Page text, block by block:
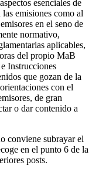
esenciales de
emisiones como al
en el seno de
normativo,
aplicables,
del propio MaB
Instrucciones
que gozan de la
con el
de gran
o dar contenido a
conviene subrayar el
en el punto 6 de la
posts.